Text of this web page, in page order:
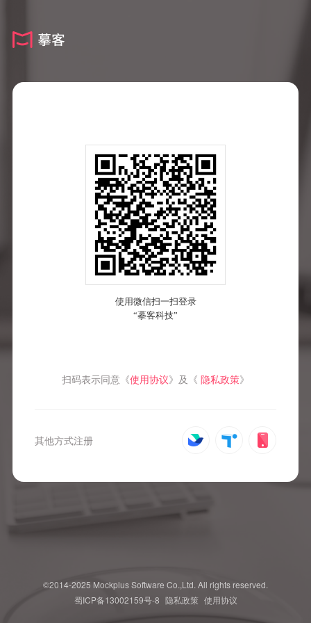
©2014-2025 Mockplus Software Co.,Ltd. All rights reserved.
蜀ICP备13002159号-8 隐私政策 使用协议
扫码表示同意《使用协议》及《 隐私政策》
其他方式注册